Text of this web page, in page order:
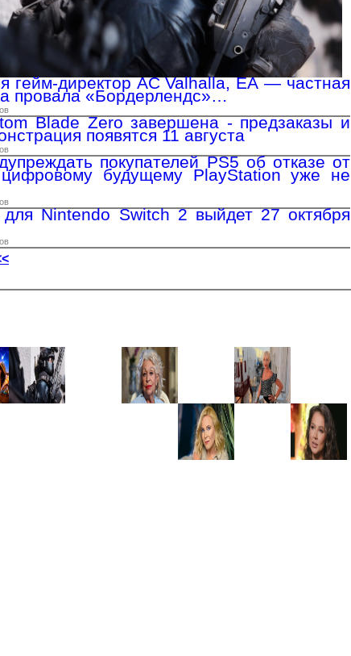
гейм-директор AC Valhalla, EA — частная
провала «Бордерлендс»…
Blade Zero завершена - предзаказы и
появятся 11 августа
покупателей PS5 об отказе от
будущему PlayStation уже не
Nintendo Switch 2 выйдет 27 октября